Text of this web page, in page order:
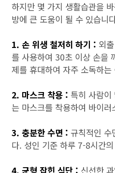
하지만 몇 가지 생활습관을
방에 큰 도움이 될 수 있습니
1. 손 위생 철저히 하기 : 외
를 사용하여 30초 이상 손을
제를 휴대하여 자주 소독하는
2. 마스크 착용 : 특히 사람이
는 마스크를 착용하여 바이
3. 충분한 수면 : 규칙적인 수
다. 성인 기준 하루 7-8시간
4. 균형 잡힌 식단 : 신선한